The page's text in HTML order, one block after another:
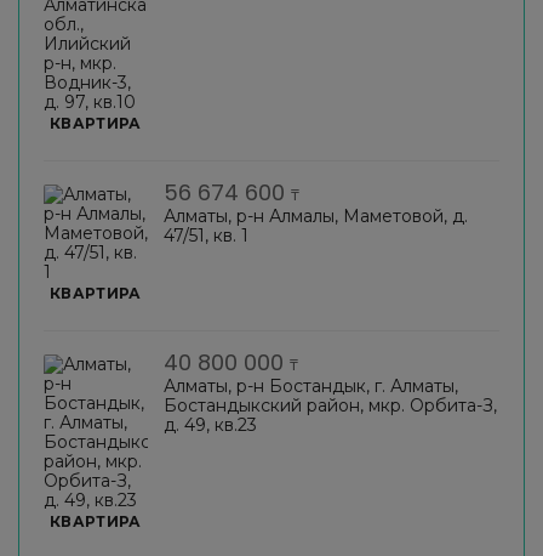
КВАРТИРА
КВАРТИРА
56 674 600 ₸
Алматы, р-н Алмалы, Маметовой, д.
47/51, кв. 1
КВАРТИРА
40 800 000 ₸
Алматы, р-н Бостандык, г. Алматы,
Бостандыкский район, мкр. Орбита-З,
д. 49, кв.23